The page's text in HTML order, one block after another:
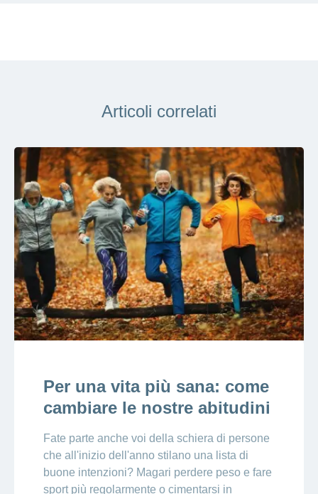
Articoli correlati
Per una vita più sana: come
cambiare le nostre abitudini
Fate parte anche voi della schiera di persone
che all'inizio dell'anno stilano una lista di
buone intenzioni? Magari perdere peso e fare
sport più regolarmente o cimentarsi in